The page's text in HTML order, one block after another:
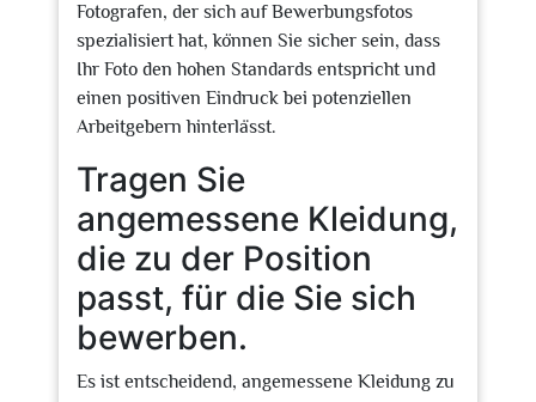
Fotografen, der sich auf Bewerbungsfotos
spezialisiert hat, können Sie sicher sein, dass
Ihr Foto den hohen Standards entspricht und
einen positiven Eindruck bei potenziellen
Arbeitgebern hinterlässt.
Tragen Sie
angemessene Kleidung,
die zu der Position
passt, für die Sie sich
bewerben.
Es ist entscheidend, angemessene Kleidung zu